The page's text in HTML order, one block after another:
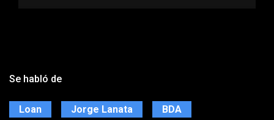
Se habló de
Loan Jorge Lanata
BDA